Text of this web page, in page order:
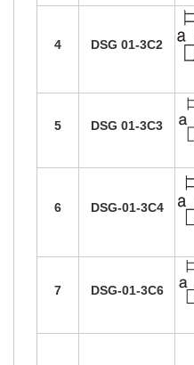
4 DSG 01-3C2
5 DSG 01-3C3
6 DSG-01-3C4
7 DSG-01-3C6